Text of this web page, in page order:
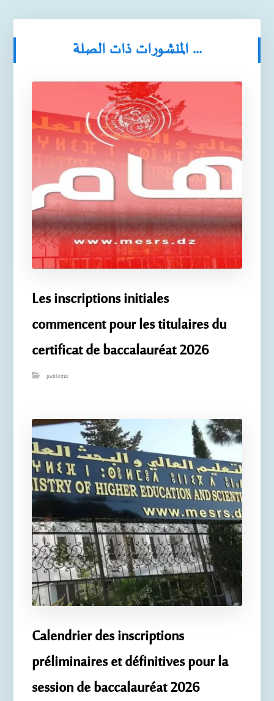
المنشورات ذات الصلة ...
Les inscriptions initiales
commencent pour les titulaires du
certificat de baccalauréat 2026
publicités
Calendrier des inscriptions
préliminaires et définitives pour la
session de baccalauréat 2026